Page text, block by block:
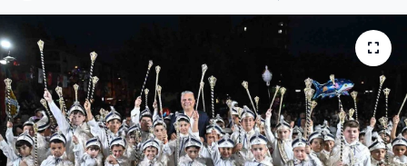
Haberde insan
Tanıtım